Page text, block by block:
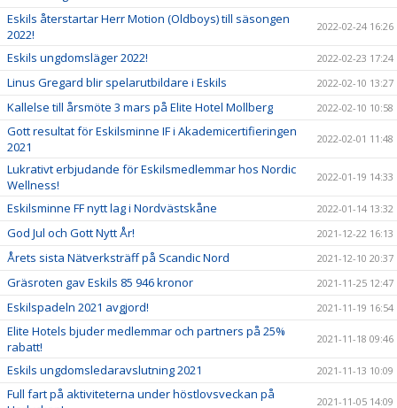
Eskils återstartar Herr Motion (Oldboys) till säsongen
2022!
2022-02-24 16:26
Eskils ungdomsläger 2022! 2022-02-23 17:24
Linus Gregard blir spelarutbildare i Eskils 2022-02-10 13:27
Kallelse till årsmöte 3 mars på Elite Hotel Mollberg 2022-02-10 10:58
Gott resultat för Eskilsminne IF i Akademicertifieringen
2021
2022-02-01 11:48
Lukrativt erbjudande för Eskilsmedlemmar hos Nordic
Wellness!
2022-01-19 14:33
Eskilsminne FF nytt lag i Nordvästskåne 2022-01-14 13:32
God Jul och Gott Nytt År! 2021-12-22 16:13
Årets sista Nätverksträff på Scandic Nord 2021-12-10 20:37
Gräsroten gav Eskils 85 946 kronor 2021-11-25 12:47
Eskilspadeln 2021 avgjord! 2021-11-19 16:54
Elite Hotels bjuder medlemmar och partners på 25%
rabatt!
2021-11-18 09:46
Eskils ungdomsledaravslutning 2021 2021-11-13 10:09
Full fart på aktiviteterna under höstlovsveckan på
2021-11-05 14:09